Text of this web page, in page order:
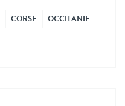
CORSE
OCCITANIE